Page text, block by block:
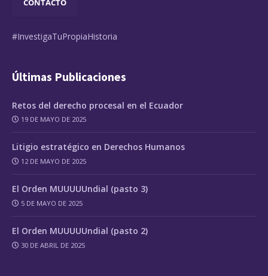
CONTACTO
#InvestigaTuPropiaHistoria
Últimas Publicaciones
Retos del derecho procesal en el Ecuador
19 DE MAYO DE 2025
Litigio estratégico en Derechos Humanos
12 DE MAYO DE 2025
El Orden MUUUUUndial (pasto 3)
5 DE MAYO DE 2025
El Orden MUUUUUndial (pasto 2)
30 DE ABRIL DE 2025